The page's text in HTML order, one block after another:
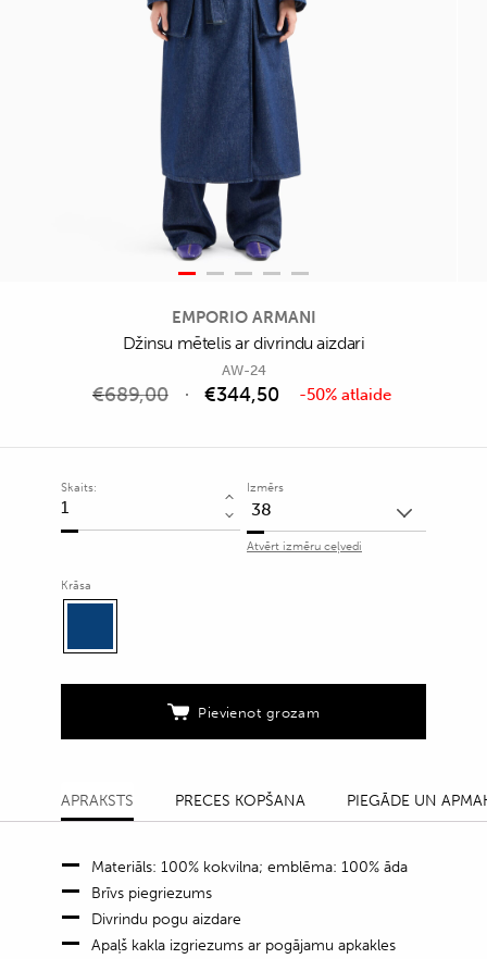
EMPORIO ARMANI
Džinsu mētelis ar divrindu aizdari
AW-24
€689,00 €344,50 -50% atlaide
Skaits:
Džinsu
mētelis
divrindu
Izmērs
Atvērt izmēru ceļvedi
Krāsa
Pievienot grozam
APRAKSTS PRECES KOPŠANA PIEGĀDE UN
Materiāls: 100% kokvilna; emblēma: 100% āda
Brīvs piegriezums
Divrindu pogu aizdare
Apaļš kakla izgriezums ar pogājamu apkakles